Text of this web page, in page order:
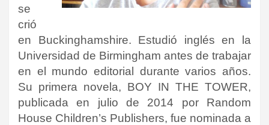
se
crió
en Buckinghamshire. Estudió inglés en la
Universidad de Birmingham antes de trabajar
en el mundo editorial durante varios años.
Su primera novela, BOY IN THE TOWER,
publicada en julio de 2014 por Random
House Children’s Publishers, fue nominada a